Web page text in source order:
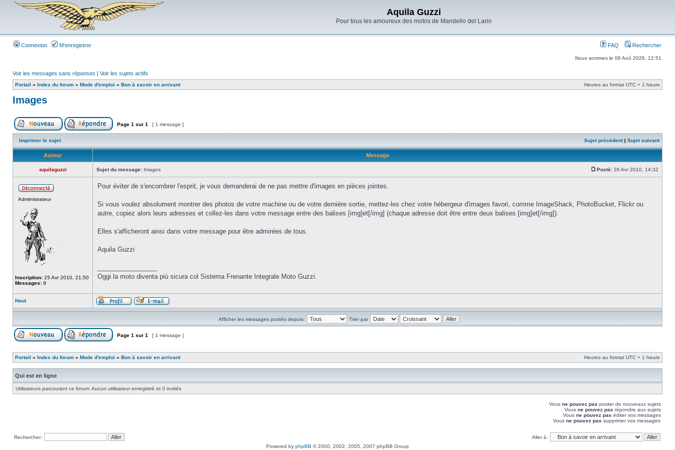
Aquila Guzzi
Pour tous les amoureux des motos de Mandello del Lario
Connexion M’enregistrer FAQ Rechercher
Nous sommes le 08 Aoû 2026, 12:51
Voir les messages sans réponses | Voir les sujets actifs
Portail » Index du forum » Mode d'emploi » Bon à savoir en arrivant Heures au format UTC + 1 heure
Images
Page 1 sur 1 [ 1 message ]
Imprimer le sujet Sujet précédent| Sujet suivant
Auteur Message
aquilaguzzi Sujet du message: Images Posté: 26 Avr 2010, 14:32
Administrateur
Inscription: 25 Avr 2010, 21:50
Messages: 9
Pour éviter de s'encombrer l'esprit, je vous demanderai de ne pas mettre d'images en pièces jointes.
Si vous voulez absolument montrer des photos de votre machine ou de votre dernière sortie, mettez-les chez votre hébergeur d'images favori, comme ImageShack, PhotoBucket, Flickr ou
autre, copiez alors leurs adresses et collez-les dans votre message entre des balises [img]et[/img] (chaque adresse doit être entre deux balises [img]et[/img]).
Elles s'afficheront ainsi dans votre message pour être admirées de tous.
Aquila Guzzi
Oggi la moto diventa più sicura col Sistema Frenante Integrale Moto Guzzi.
Haut
Afficher les messages postés depuis: Trier par
Page 1 sur 1 [ 1 message ]
Portail » Index du forum » Mode d'emploi » Bon à savoir en arrivant Heures au format UTC + 1 heure
Qui est en ligne
Utilisateurs parcourant ce forum: Aucun utilisateur enregistré et 0 invités
Vous ne pouvez pas poster de nouveaux sujets
Vous ne pouvez pas répondre aux sujets
Vous ne pouvez pas éditer vos messages
Vous ne pouvez pas supprimer vos messages
Rechercher:
Aller à:
Powered by phpBB © 2000, 2002, 2005, 2007 phpBB Group